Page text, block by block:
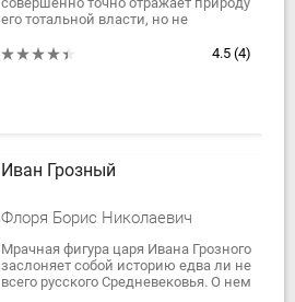
его тотальной власти, но не
закономерностей его появления в
4.5 (4)
Иван Грозный
Флоря Борис Николаевич
Мрачная фигура царя Ивана Грозного
заслоняет собой историю едва ли не
всего русского Средневековья. О нем